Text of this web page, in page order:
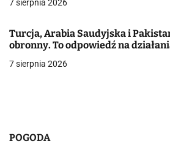
p
i
7 sierpnia 2026
Turcja, Arabia Saudyjska i
obronny. To odpowiedź na
7 sierpnia 2026
POGODA